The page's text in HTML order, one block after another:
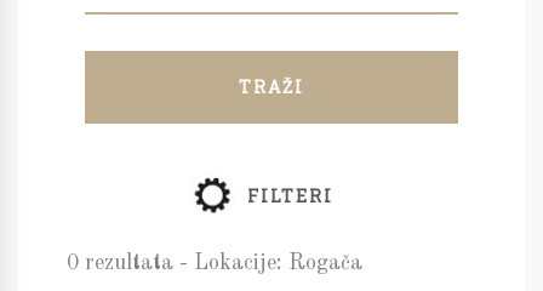
TRAŽI
FILTERI
0 rezultata - Lokacije: Rogača